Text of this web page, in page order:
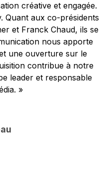
créative et engagée.
Quant aux co-présidents
et Franck Chaud, ils se
nous apporte
une ouverture sur le
contribue à notre
leader et responsable
»